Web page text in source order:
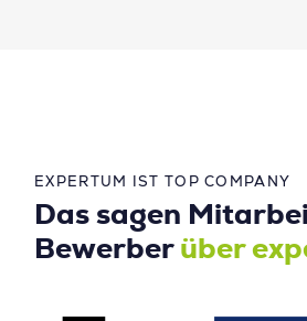
EXPERTUM IST TOP COMPANY
Das sagen
Bewerber über